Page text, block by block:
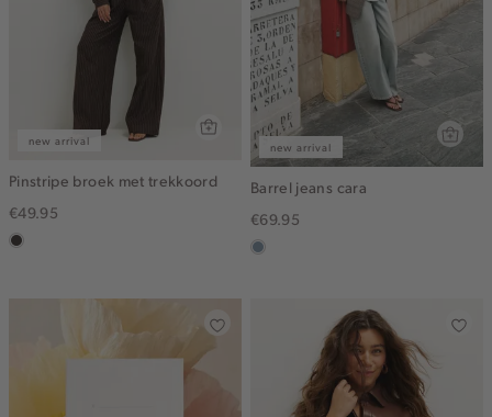
new arrival
Pinstripe broek met trekkoord
€49.95
choco
new arrival
Barrel jeans cara
€69.95
dusty